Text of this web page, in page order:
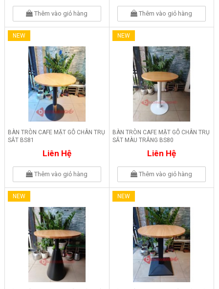
Thêm vào giỏ hàng Thêm vào giỏ hàng
NEW
BÀN TRÒN CAFE MẶT GỖ CHÂN TRỤ
SẮT BS81
Liên Hệ
Thêm vào giỏ hàng
NEW
BÀN TRÒN CAFE MẶT GỖ CHÂN TRỤ
SẮT MÀU TRẮNG BS80
Liên Hệ
Thêm vào giỏ hàng
NEW NEW